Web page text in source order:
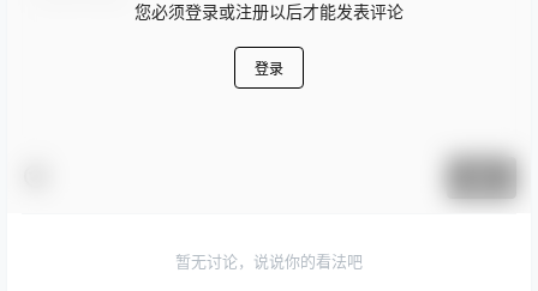
您必须登录或注册以后才能发表评论
登录
暂无讨论，说说你的看法吧